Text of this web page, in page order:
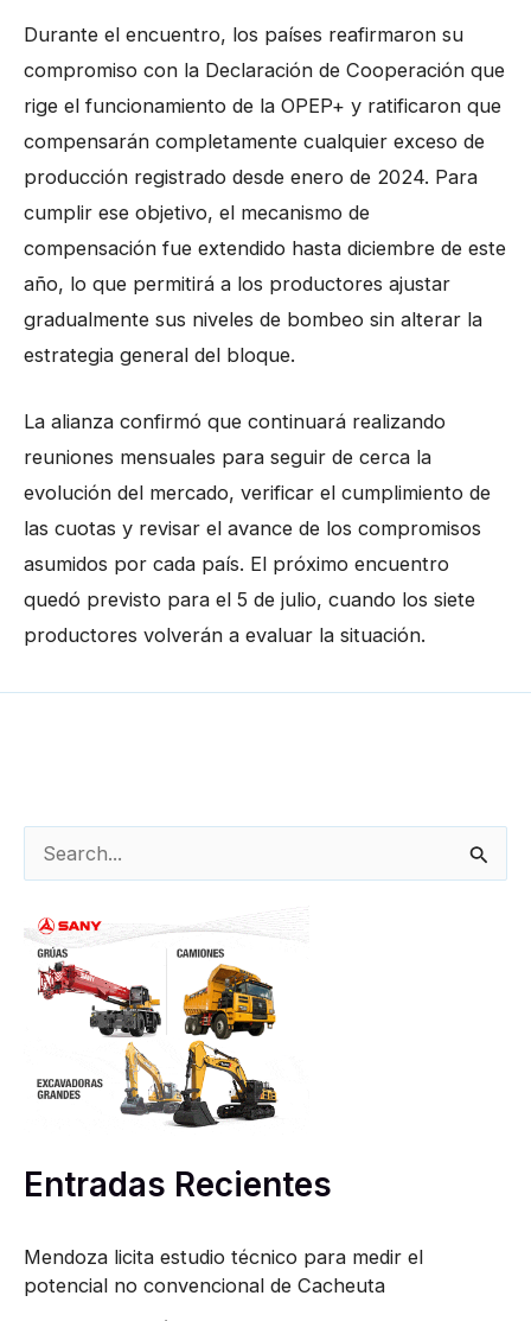
Durante el encuentro, los países reafirmaron su
compromiso con la Declaración de Cooperación que
rige el funcionamiento de la OPEP+ y ratificaron que
compensarán completamente cualquier exceso de
producción registrado desde enero de 2024. Para
cumplir ese objetivo, el mecanismo de
compensación fue extendido hasta diciembre de este
año, lo que permitirá a los productores ajustar
gradualmente sus niveles de bombeo sin alterar la
estrategia general del bloque.
La alianza confirmó que continuará realizando
reuniones mensuales para seguir de cerca la
evolución del mercado, verificar el cumplimiento de
las cuotas y revisar el avance de los compromisos
asumidos por cada país. El próximo encuentro
quedó previsto para el 5 de julio, cuando los siete
productores volverán a evaluar la situación.
u
Entradas Recientes
Mendoza licita estudio técnico para medir el
potencial no convencional de Cacheuta